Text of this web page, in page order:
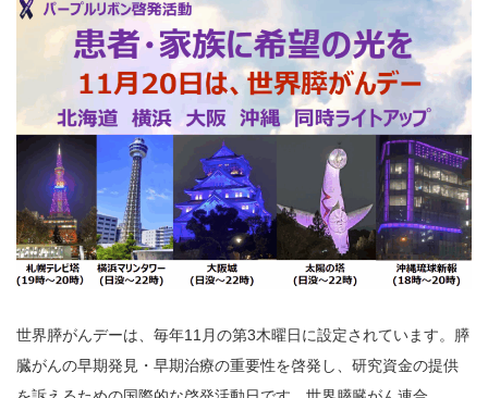
世界膵がんデーは、毎年11月の第3木曜日に設定されています。膵
臓がんの早期発見・早期治療の重要性を啓発し、研究資金の提供